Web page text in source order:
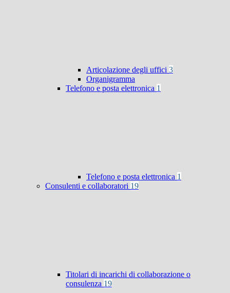
Articolazione degli uffici 3
Organigramma
Telefono e posta elettronica 1
Telefono e posta elettronica 1
Consulenti e collaboratori 19
Titolari di incarichi di collaborazione o
consulenza 19